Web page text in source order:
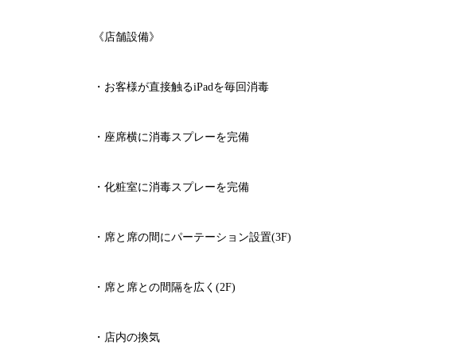
《店舗設備》
・お客様が直接触るiPadを毎回消毒
・座席横に消毒スプレーを完備
・化粧室に消毒スプレーを完備
・席と席の間にパーテーション設置(3F)
・席と席との間隔を広く (2F)
・店内の換気